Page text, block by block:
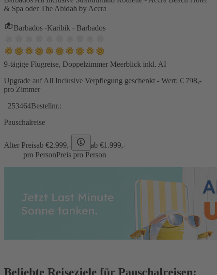
& Spa oder The Abidah by Accra
Barbados -Karibik - Barbados
9-tägige Flugreise, Doppelzimmer Meerblick inkl. AI
Upgrade auf All Inclusive Verpflegung geschenkt - Wert: € 798,-
pro Zimmer
253464Bestellnr.:
Pauschalreise
Alter Preisab €2.999,- ab €1.999,-
pro PersonPreis pro Person
Beliebte Reiseziele für Pauschalreisen: